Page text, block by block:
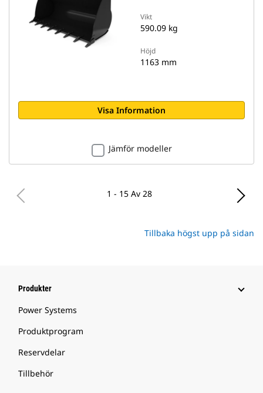
Vikt
590.09 kg
Höjd
1163 mm
Visa Information
Jämför modeller
1 - 15 Av 28
Tillbaka högst upp på sidan
Produkter
Power Systems
Produktprogram
Reservdelar
Tillbehör